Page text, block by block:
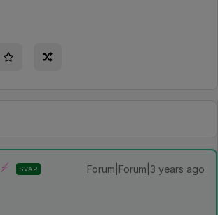
SVAR Forum|Forum|3 years ago